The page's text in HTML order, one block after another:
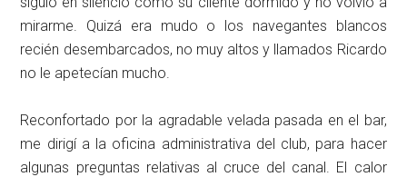
mirarme. Quizá era mudo o los navegantes blancos
recién desembarcados, no muy altos y llamados Ricardo
no le apetecían mucho.
Reconfortado por la agradable velada pasada en el bar,
me dirigí a la oficina administrativa del club, para hacer
algunas preguntas relativas al cruce del canal. El calor